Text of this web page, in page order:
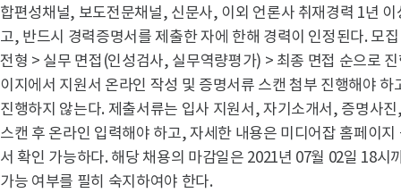
합편성채널, 보도전문채널, 신문사, 이외 언론사 취재경력 1년
고, 반드시 경력증명서를 제출한 자에 한해 경력이 인정된다. 모
전형 > 실무 면접(인성검사, 실무역량평가) > 최종 면접 순으로
이지에서 지원서 온라인 작성 및 증명서류 스캔 첨부 진행해야
진행하지 않는다. 제출서류는 입사 지원서, 자기소개서, 증명사
스캔 후 온라인 입력해야 하고, 자세한 내용은 미디어잡 홈페이
서 확인 가능하다. 해당 채용의 마감일은 2021년 07월 02일 18
가능 여부를 필히 숙지하여야 한다.